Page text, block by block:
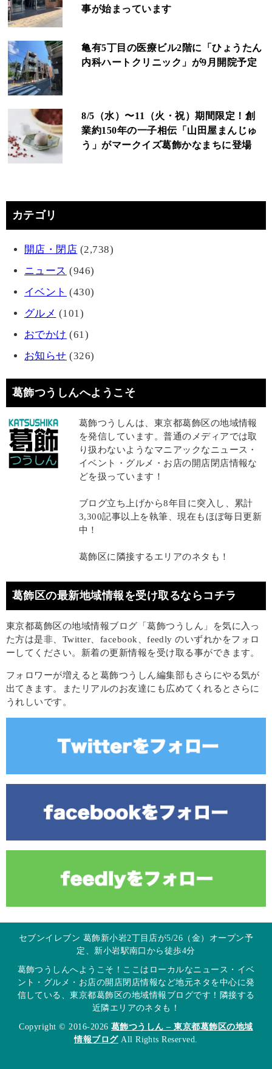
事が始まっています
亀有5丁目の医療ビル2階に「ひょうたん
内科ハートクリニック」が9月開院予定
8/5（水）〜11（火・祝）期間限定！創
業約150年の一子相伝「山田屋まんじゅ
う」がマークイズ葛飾かなまちに登場
カテゴリ
開店・閉店 (2,738)
ニュース (946)
イベント (430)
グルメ (101)
おでかけ (61)
お知らせ (326)
葛飾つうしんへようこそ
葛飾つうしんは、東京都葛飾区の地域情報
を発信しています。普通のメディアでは取
り扱わないようなマニアックなニュース・
イベント・グルメ・お店の開店閉店情報な
どを扱っています！
ブログ立ち上げから8年目に突入し、累計
3,300記事以上を執筆、現在もほぼ毎日更新
中！
葛飾区に隣接するエリアのネタも！
葛飾区の最新地域情報を受け取るならコチラ
東京都葛飾区の地域情報ブログ「葛飾つうしん」を気に入っ
た方は是非、Twitter、facebook、feedly のいずれかをフォロ
ーしてください。新着の更新情報を受け取る事ができます。
フォロワーが増えると葛飾つうしん編集部もさらにやる気が
出てきます。またリアルのお友達にも広めてくれるとさらに
うれしいです。
セブンイレブン 葛飾新小岩2丁目店が5/26（金）オープン予
定、新小岩駅南口から徒歩4分
葛飾つうしんへようこそ！ここはローカルなニュース・イベ
ント・グルメ・お店の開店閉店情報など地元ネタを中心に発
信している、東京都葛飾区の地域情報ブログです！隣接する
近隣エリアのネタも！
Copyright © 2016-2026 葛飾つうしん – 東京都葛飾区の地域
情報ブログAll Rights Reserved.